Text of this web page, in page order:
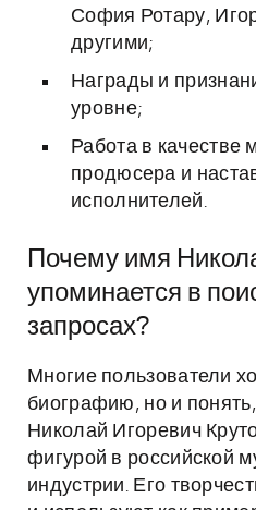
София Ротару,
другими;
Награды и
уровне;
Работа в качестве
продюсера и
исполнителей.
Почему имя
упоминается в
запросах?
Многие пользователи
биографию, но и
Николай Игоревич
фигурой в российской
индустрии. Его